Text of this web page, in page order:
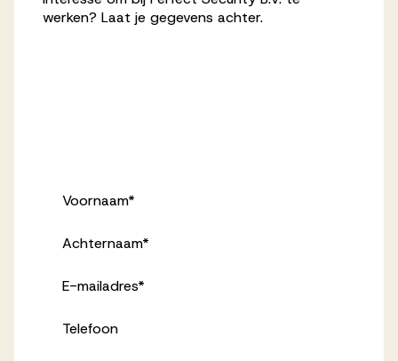
Voor kandidaten
werken? Laat je gegevens achter.
Voornaam*
Achternaam*
E-mailadres*
Telefoon